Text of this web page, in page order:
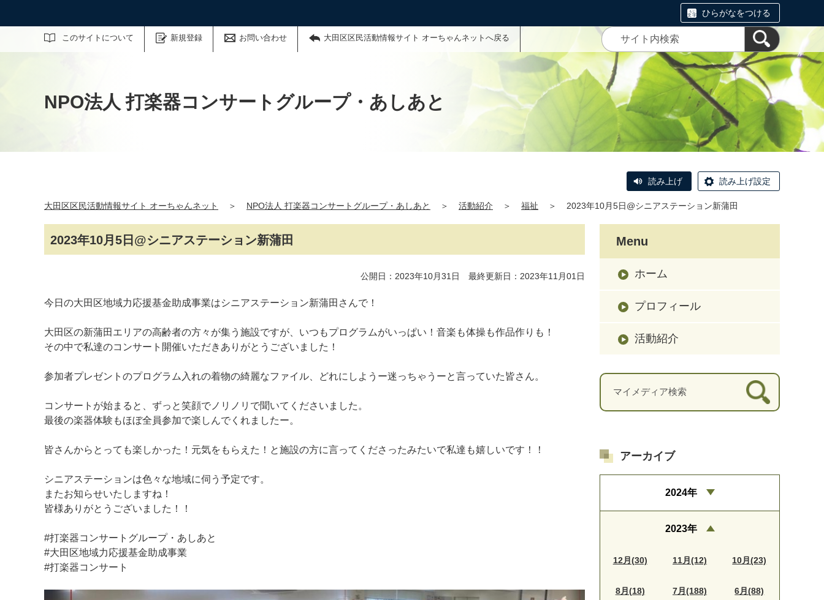
ひらがなをつける
このサイトについて 新規登録 お問い合わせ 大田区区民活動情報サイト オーちゃんネットへ戻る
サイト内検索
NPO法人 打楽器コンサートグループ・あしあと
読み上げ 読み上げ設定
大田区区民活動情報サイト オーちゃんネット ＞ NPO法人 打楽器コンサートグループ・あしあと ＞ 活動紹介 ＞ 福祉 ＞ 2023年10月5日@シニアステーション新蒲田
2023年10月5日@シニアステーション新蒲田
公開日：2023年10月31日 最終更新日：2023年11月01日
今日の大田区地域力応援基金助成事業はシニアステーション新蒲田さんで！
大田区の新蒲田エリアの高齢者の方々が集う施設ですが、いつもプログラムがいっぱい！音楽も体操も作品作りも！
その中で私達のコンサート開催いただきありがとうございました！
参加者プレゼントのプログラム入れの着物の綺麗なファイル、どれにしようー迷っちゃうーと言っていた皆さん。
コンサートが始まると、ずっと笑顔でノリノリで聞いてくださいました。
最後の楽器体験もほぼ全員参加で楽しんでくれましたー。
皆さんからとっても楽しかった！元気をもらえた！と施設の方に言ってくださったみたいで私達も嬉しいです！！
シニアステーションは色々な地域に伺う予定です。
またお知らせいたしますね！
皆様ありがとうございました！！
#打楽器コンサートグループ・あしあと
#大田区地域力応援基金助成事業
#打楽器コンサート
Menu
ホーム
プロフィール
活動紹介
マイメディア検索
アーカイブ
2024年
2023年
12月(30) 11月(12) 10月(23)
8月(18) 7月(188) 6月(88)